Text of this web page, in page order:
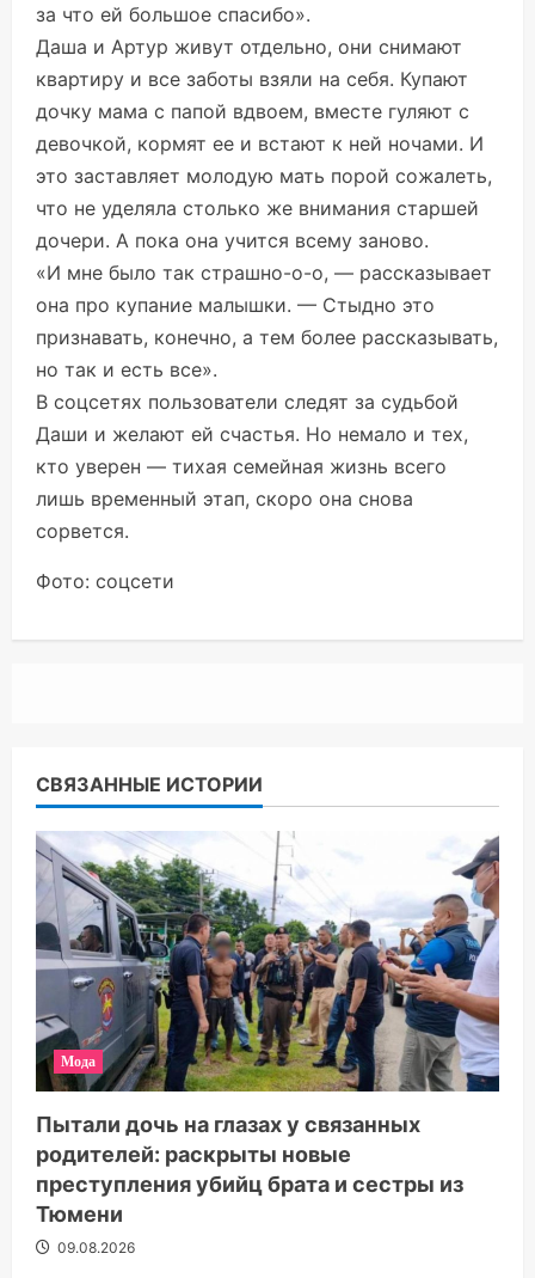
за что ей большое спасибо».
Даша и Артур живут отдельно, они снимают
квартиру и все заботы взяли на себя. Купают
дочку мама с папой вдвоем, вместе гуляют с
девочкой, кормят ее и встают к ней ночами. И
это заставляет молодую мать порой сожалеть,
что не уделяла столько же внимания старшей
дочери. А пока она учится всему заново.
«И мне было так страшно-о-о, — рассказывает
она про купание малышки. — Стыдно это
признавать, конечно, а тем более рассказывать,
но так и есть все».
В соцсетях пользователи следят за судьбой
Даши и желают ей счастья. Но немало и тех,
кто уверен — тихая семейная жизнь всего
лишь временный этап, скоро она снова
сорвется.
Фото: соцсети
СВЯЗАННЫЕ ИСТОРИИ
Мода
Пытали дочь на глазах у связанных
родителей: раскрыты новые
преступления убийц брата и сестры из
Тюмени
09.08.2026